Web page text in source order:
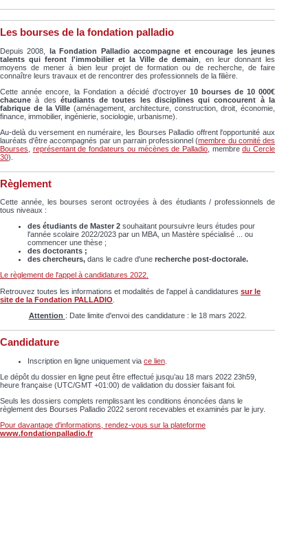
Les bourses de la fondation palladio
Depuis 2008,
la Fondation Palladio accompagne et encourage les jeunes
talents qui feront l'immobilier et la Ville de demain
, en leur donnant les
moyens de mener à bien leur projet de formation ou de recherche, de faire
connaître leurs travaux et de rencontrer des professionnels de la filière.
Cette année encore, la Fondation a décidé d'octroyer 10 bourses de 10 000€
chacune à des étudiants de toutes les disciplines qui concourent à la
fabrique de la Ville (aménagement, architecture, construction, droit, économie,
finance, immobilier, ingénierie, sociologie, urbanisme).
Au-delà du versement en numéraire, les Bourses Palladio offrent l'opportunité aux
lauréats d'être accompagnés par un parrain professionnel (membre du comité des
Bourses
représentant de fondateurs ou mécènes de Palladio, membredu Cercle
30).
Règlement
Cette année, les bourses seront octroyées à des étudiants / professionnels de
tous niveaux :
des étudiants de Master 2 souhaitant poursuivre leurs études pour
l'année scolaire 2022/2023 par un MBA, un Mastère spécialisé ... ou
commencer une thèse ;
des doctorants ;
des chercheurs, dans le cadre d'une recherche post-doctorale.
Le règlement de l'appel à candidatures 2022.
Retrouvez toutes les informations et modalités de l'appel à candidatures sur le
site de la Fondation PALLADIO
Attention : Date limite d'envoi des candidature : le 18 mars 2022.
Candidature
Inscription en ligne uniquement via ce lien
Le dépôt du dossier en ligne peut être effectué jusqu’au 18 mars 2022 23h59,
heure française (UTC/GMT +01:00) de validation du dossier faisant foi.
Seuls les dossiers complets remplissant les conditions énoncées dans le
règlement des Bourses Palladio 2022 seront recevables et examinés par le jury.
Pour davantage d'informations, rendez-vous sur la plateforme
www.fondationpalladio.fr